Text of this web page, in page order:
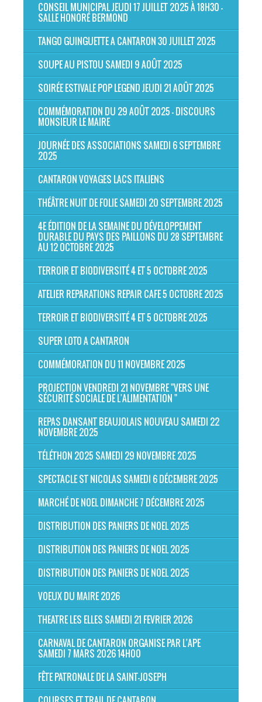
CONSEIL MUNICIPAL JEUDI 17 JUILLET 2025 À 18H30 -
SALLE HONORÉ BERMOND
TANGO GUINGUETTE A CANTARON 30 JUILLET 2025
SOUPE AU PISTOU SAMEDI 9 AOÛT 2025
SOIRÉE ESTIVALE POP LEGEND JEUDI 21 AOÛT 2025
COMMÉMORATION DU 29 AOÛT 2025 - DISCOURS
MONSIEUR LE MAIRE
JOURNÉE DES ASSOCIATIONS SAMEDI 6 SEPTEMBRE
2025
CANTARON VOYAGES LACS ITALIENS
THÉÂTRE NUIT DE FOLIE SAMEDI 20 SEPTEMBRE 2025
4E ÉDITION DE LA SEMAINE DU DÉVELOPPEMENT
DURABLE DU PAYS DES PAILLONS DU 28 SEPTEMBRE
AU 12 OCTOBRE 2025
TERROIR ET BIODIVERSITÉ 4 ET 5 OCTOBRE 2025
ATELIER REPARATIONS REPAIR CAFE 5 OCTOBRE 2025
TERROIR ET BIODIVERSITÉ 4 ET 5 OCTOBRE 2025
SUPER LOTO A CANTARON
COMMÉMORATION DU 11 NOVEMBRE 2025
PROJECTION VENDREDI 21 NOVEMBRE "VERS UNE
SÉCURITÉ SOCIALE DE L'ALIMENTATION "
REPAS DANSANT BEAUJOLAIS NOUVEAU SAMEDI 22
NOVEMBRE 2025
TÉLÉTHON 2025 SAMEDI 29 NOVEMBRE 2025
SPECTACLE ST NICOLAS SAMEDI 6 DÉCEMBRE 2025
MARCHÉ DE NOEL DIMANCHE 7 DÉCEMBRE 2025
DISTRIBUTION DES PANIERS DE NOEL 2025
DISTRIBUTION DES PANIERS DE NOEL 2025
DISTRIBUTION DES PANIERS DE NOEL 2025
VOEUX DU MAIRE 2026
THEATRE LES ELLES SAMEDI 21 FEVRIER 2026
CARNAVAL DE CANTARON ORGANISE PAR L'APE
SAMEDI 7 MARS 2026 14H00
FÊTE PATRONALE DE LA SAINT-JOSEPH